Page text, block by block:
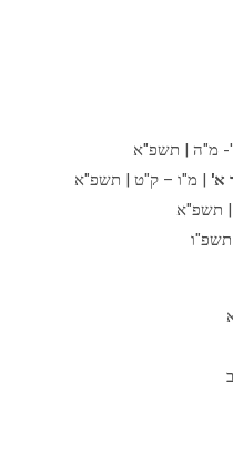
מ"ה | תשפ"א
א' | מ"ו – ק"ט | תשפ"א
| תשפ"א